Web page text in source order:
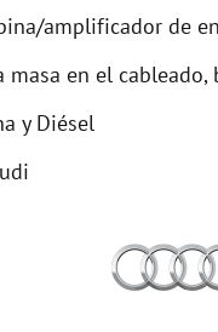
amplificador de
masa en el
y Diésel